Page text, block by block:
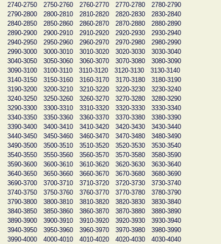
2740-2750
2750-2760 2760-2770 2770-2780
2780-2790
2790-2800
2800-2810 2810-2820 2820-2830
2830-2840
2840-2850
2850-2860 2860-2870 2870-2880
2880-2890
2890-2900
2900-2910 2910-2920 2920-2930
2930-2940
2940-2950
2950-2960 2960-2970 2970-2980
2980-2990
2990-3000
3000-3010 3010-3020 3020-3030
3030-3040
3040-3050
3050-3060 3060-3070 3070-3080
3080-3090
3090-3100
3100-3110 3110-3120 3120-3130
3130-3140
3140-3150
3150-3160 3160-3170 3170-3180
3180-3190
3190-3200
3200-3210 3210-3220 3220-3230
3230-3240
3240-3250
3250-3260 3260-3270 3270-3280
3280-3290
3290-3300
3300-3310 3310-3320 3320-3330
3330-3340
3340-3350
3350-3360 3360-3370 3370-3380
3380-3390
3390-3400
3400-3410 3410-3420 3420-3430
3430-3440
3440-3450
3450-3460 3460-3470 3470-3480
3480-3490
3490-3500
3500-3510 3510-3520 3520-3530
3530-3540
3540-3550
3550-3560 3560-3570 3570-3580
3580-3590
3590-3600
3600-3610 3610-3620 3620-3630
3630-3640
3640-3650
3650-3660 3660-3670 3670-3680
3680-3690
3690-3700
3700-3710 3710-3720 3720-3730
3730-3740
3740-3750
3750-3760 3760-3770 3770-3780
3780-3790
3790-3800
3800-3810 3810-3820 3820-3830
3830-3840
3840-3850
3850-3860 3860-3870 3870-3880
3880-3890
3890-3900
3900-3910 3910-3920 3920-3930
3930-3940
3940-3950
3950-3960 3960-3970 3970-3980
3980-3990
3990-4000
4000-4010 4010-4020 4020-4030
4030-4040